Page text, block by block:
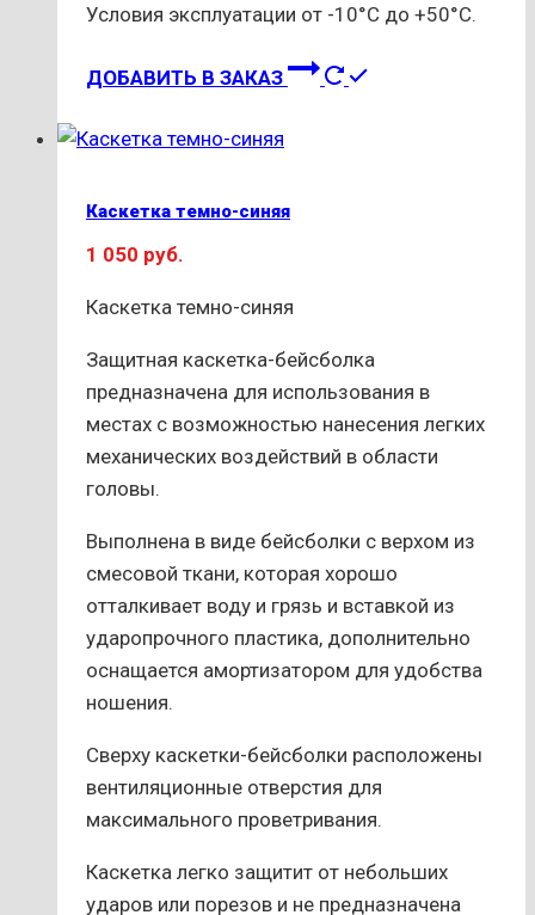
Условия эксплуатации от -10°С до +50°С.
ДОБАВИТЬ В ЗАКАЗ
Каскетка темно-синяя
1 050 руб.
Каскетка темно-синяя
Защитная каскетка-бейсболка
предназначена для использования в
местах с возможностью нанесения легких
механических воздействий в области
головы.
Выполнена в виде бейсболки с верхом из
смесовой ткани, которая хорошо
отталкивает воду и грязь и вставкой из
ударопрочного пластика, дополнительно
оснащается амортизатором для удобства
ношения.
Сверху каскетки-бейсболки расположены
вентиляционные отверстия для
максимального проветривания.
Каскетка легко защитит от небольших
ударов или порезов и не предназначена